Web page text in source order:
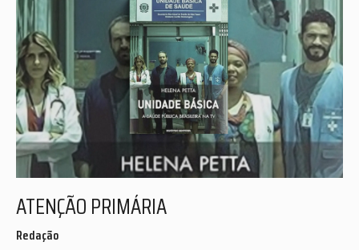
ATENÇÃO PRIMÁRIA
Redação